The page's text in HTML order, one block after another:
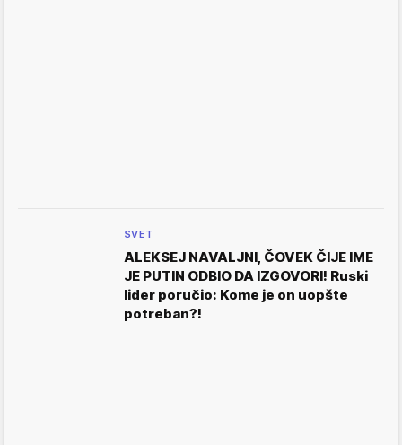
SVET
ALEKSEJ NAVALJNI, ČOVEK ČIJE IME
JE PUTIN ODBIO DA IZGOVORI! Ruski
lider poručio: Kome je on uopšte
potreban?!